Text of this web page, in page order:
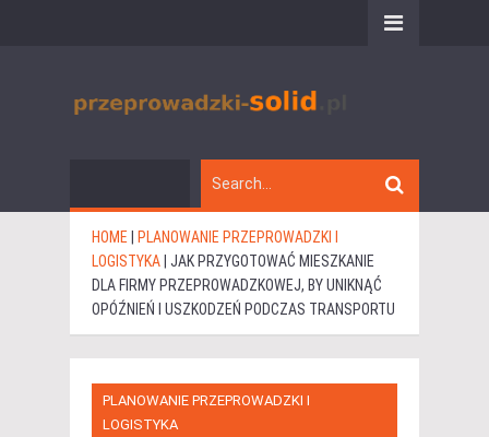
HOME
PLANOWANIE PRZEPROWADZKI I
LOGISTYKA JAK PRZYGOTOWAĆ MIESZKANIE
DLA FIRMY PRZEPROWADZKOWEJ, BY UNIKNĄĆ
OPÓŹNIEŃ I USZKODZEŃ PODCZAS TRANSPORTU
PLANOWANIE PRZEPROWADZKI I
LOGISTYKA